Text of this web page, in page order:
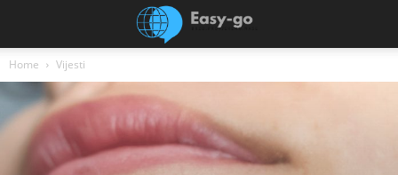
Home Vijesti